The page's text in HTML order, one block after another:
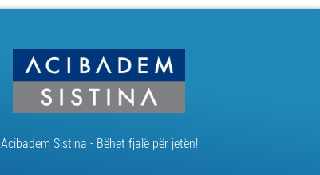
Acibadem Sistina - Bëhet fjalë për jetën!